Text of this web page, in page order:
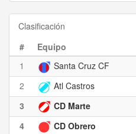
Clasificación
#
Equipo
1
Santa Cruz CF
2
Atl Castros
3
CD Marte
4
CD Obrero